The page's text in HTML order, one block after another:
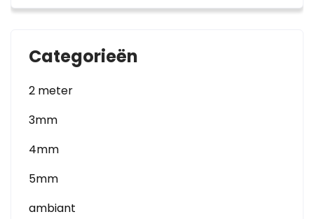
Categorieën
2 meter
3mm
4mm
5mm
ambiant